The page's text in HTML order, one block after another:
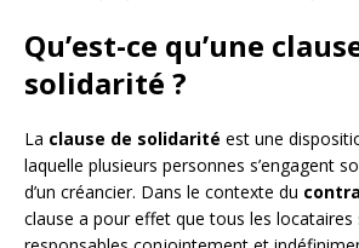
Qu’est-ce qu’une
solidarité ?
La clause de solidarité est une
laquelle plusieurs personnes s’engagent
d’un créancier. Dans le contexte du
clause a pour effet que tous les